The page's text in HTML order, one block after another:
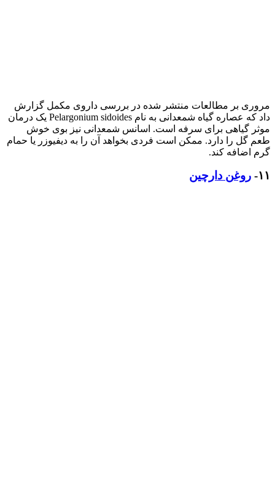
مروری بر مطالعات منتشر شده در بررسی داروی مکمل گزارش
داد که عصاره گیاه شمعدانی به نام Pelargonium sidoides یک درمان
موثر گیاهی برای سرفه است. اسانس شمعدانی نیز بوی خوش
طعم گل را دارد. ممکن است فردی بخواهد آن را به دیفیوزر یا حمام
گرم اضافه کند.
۱۱- روغن دارچین